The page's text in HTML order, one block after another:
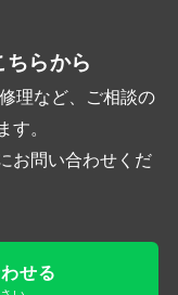
ちらから
理など、ご相談の
す。
お問い合わせくだ
せる